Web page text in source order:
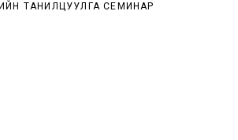
ТАНИЛЦУУЛГА СЕМИНАР